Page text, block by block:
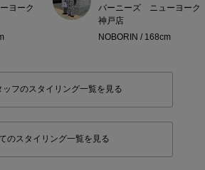
ヨーク
バーニーズ ニューヨーク
神戸店
NOBORIN / 168cm
ッフのスタイリング一覧を見る
のスタイリング一覧を見る